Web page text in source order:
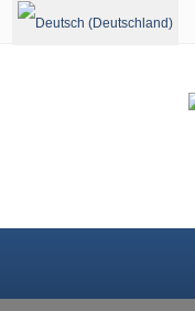
Sprache auswählen